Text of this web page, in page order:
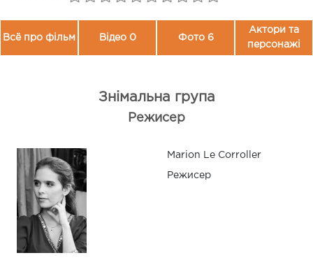
Всё про фільм Відео 0 Фото 6
Актори та
персонажі
Знімальна група
Режисер
Marion Le Corroller
Режисер